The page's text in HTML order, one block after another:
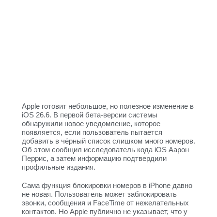
Apple готовит небольшое, но полезное изменение в
iOS 26.6. В первой бета-версии системы
обнаружили новое уведомление, которое
появляется, если пользователь пытается
добавить в чёрный список слишком много номеров.
Об этом сообщил исследователь кода iOS Аарон
Перрис, а затем информацию подтвердили
профильные издания.
Сама функция блокировки номеров в iPhone давно
не новая. Пользователь может заблокировать
звонки, сообщения и FaceTime от нежелательных
контактов. Но Apple публично не указывает, что у